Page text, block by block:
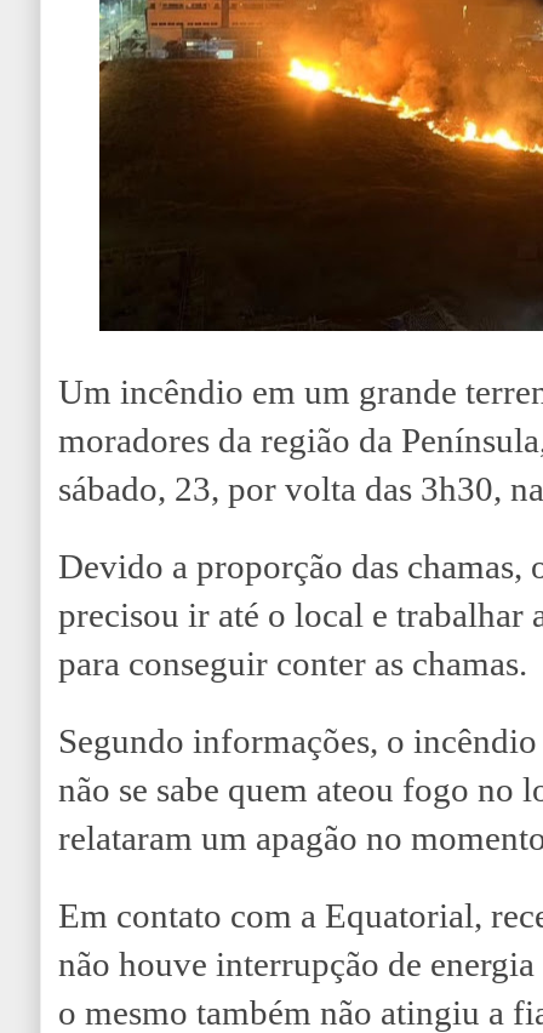
Um incêndio em um grande
moradores da região da
sábado, 23, por volta das 3h30,
Devido a proporção das chamas,
precisou ir até o local e trabalhar
para conseguir conter as chamas.
Segundo informações, o
não se sabe quem ateou fogo no
relataram um apagão no
Em contato com a Equatorial,
não houve interrupção de
o mesmo também não atingiu a